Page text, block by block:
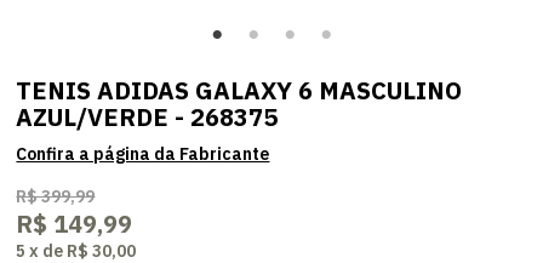
TENIS ADIDAS GALAXY 6 MASCULINO
AZUL/VERDE - 268375
R$ 399,99
R$ 149,99
5 x de R$ 30,00